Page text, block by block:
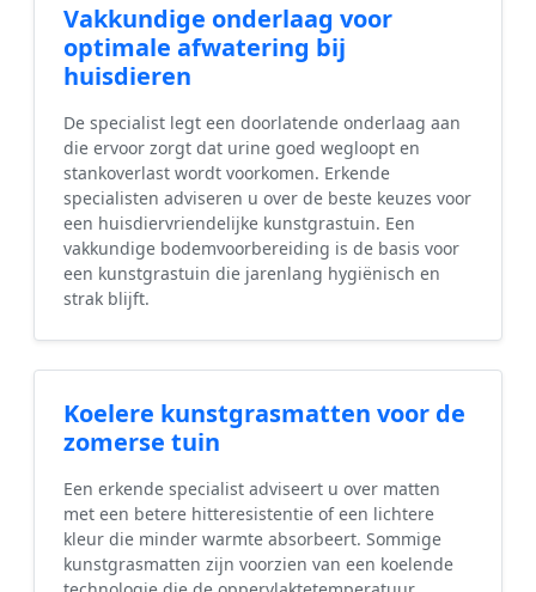
Vakkundige onderlaag voor
optimale afwatering bij
huisdieren
De specialist legt een doorlatende onderlaag aan
die ervoor zorgt dat urine goed wegloopt en
stankoverlast wordt voorkomen. Erkende
specialisten adviseren u over de beste keuzes voor
een huisdiervriendelijke kunstgrastuin. Een
vakkundige bodemvoorbereiding is de basis voor
een kunstgrastuin die jarenlang hygiënisch en
strak blijft.
Koelere kunstgrasmatten voor de
zomerse tuin
Een erkende specialist adviseert u over matten
met een betere hitteresistentie of een lichtere
kleur die minder warmte absorbeert. Sommige
kunstgrasmatten zijn voorzien van een koelende